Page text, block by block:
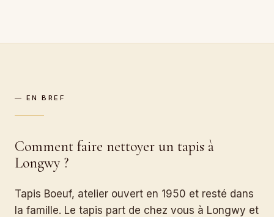
— EN BREF
Comment faire nettoyer un tapis à
Longwy ?
Tapis Boeuf, atelier ouvert en 1950 et resté dans
la famille. Le tapis part de chez vous à Longwy et